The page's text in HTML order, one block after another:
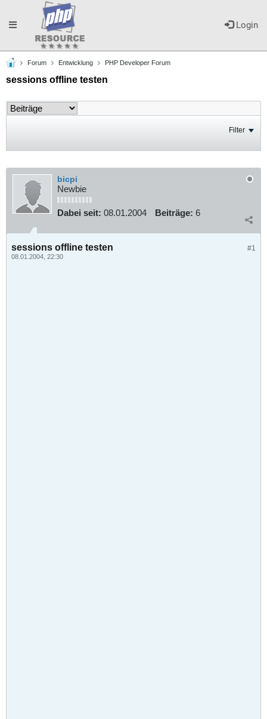
Login
Toggle
navigation
Forum Entwicklung PHP Developer Forum
sessions offline testen
Filter
bicpi
Newbie
Dabei seit: 08.01.2004 Beiträge: 6
#1
sessions offline testen
08.01.2004, 22:30